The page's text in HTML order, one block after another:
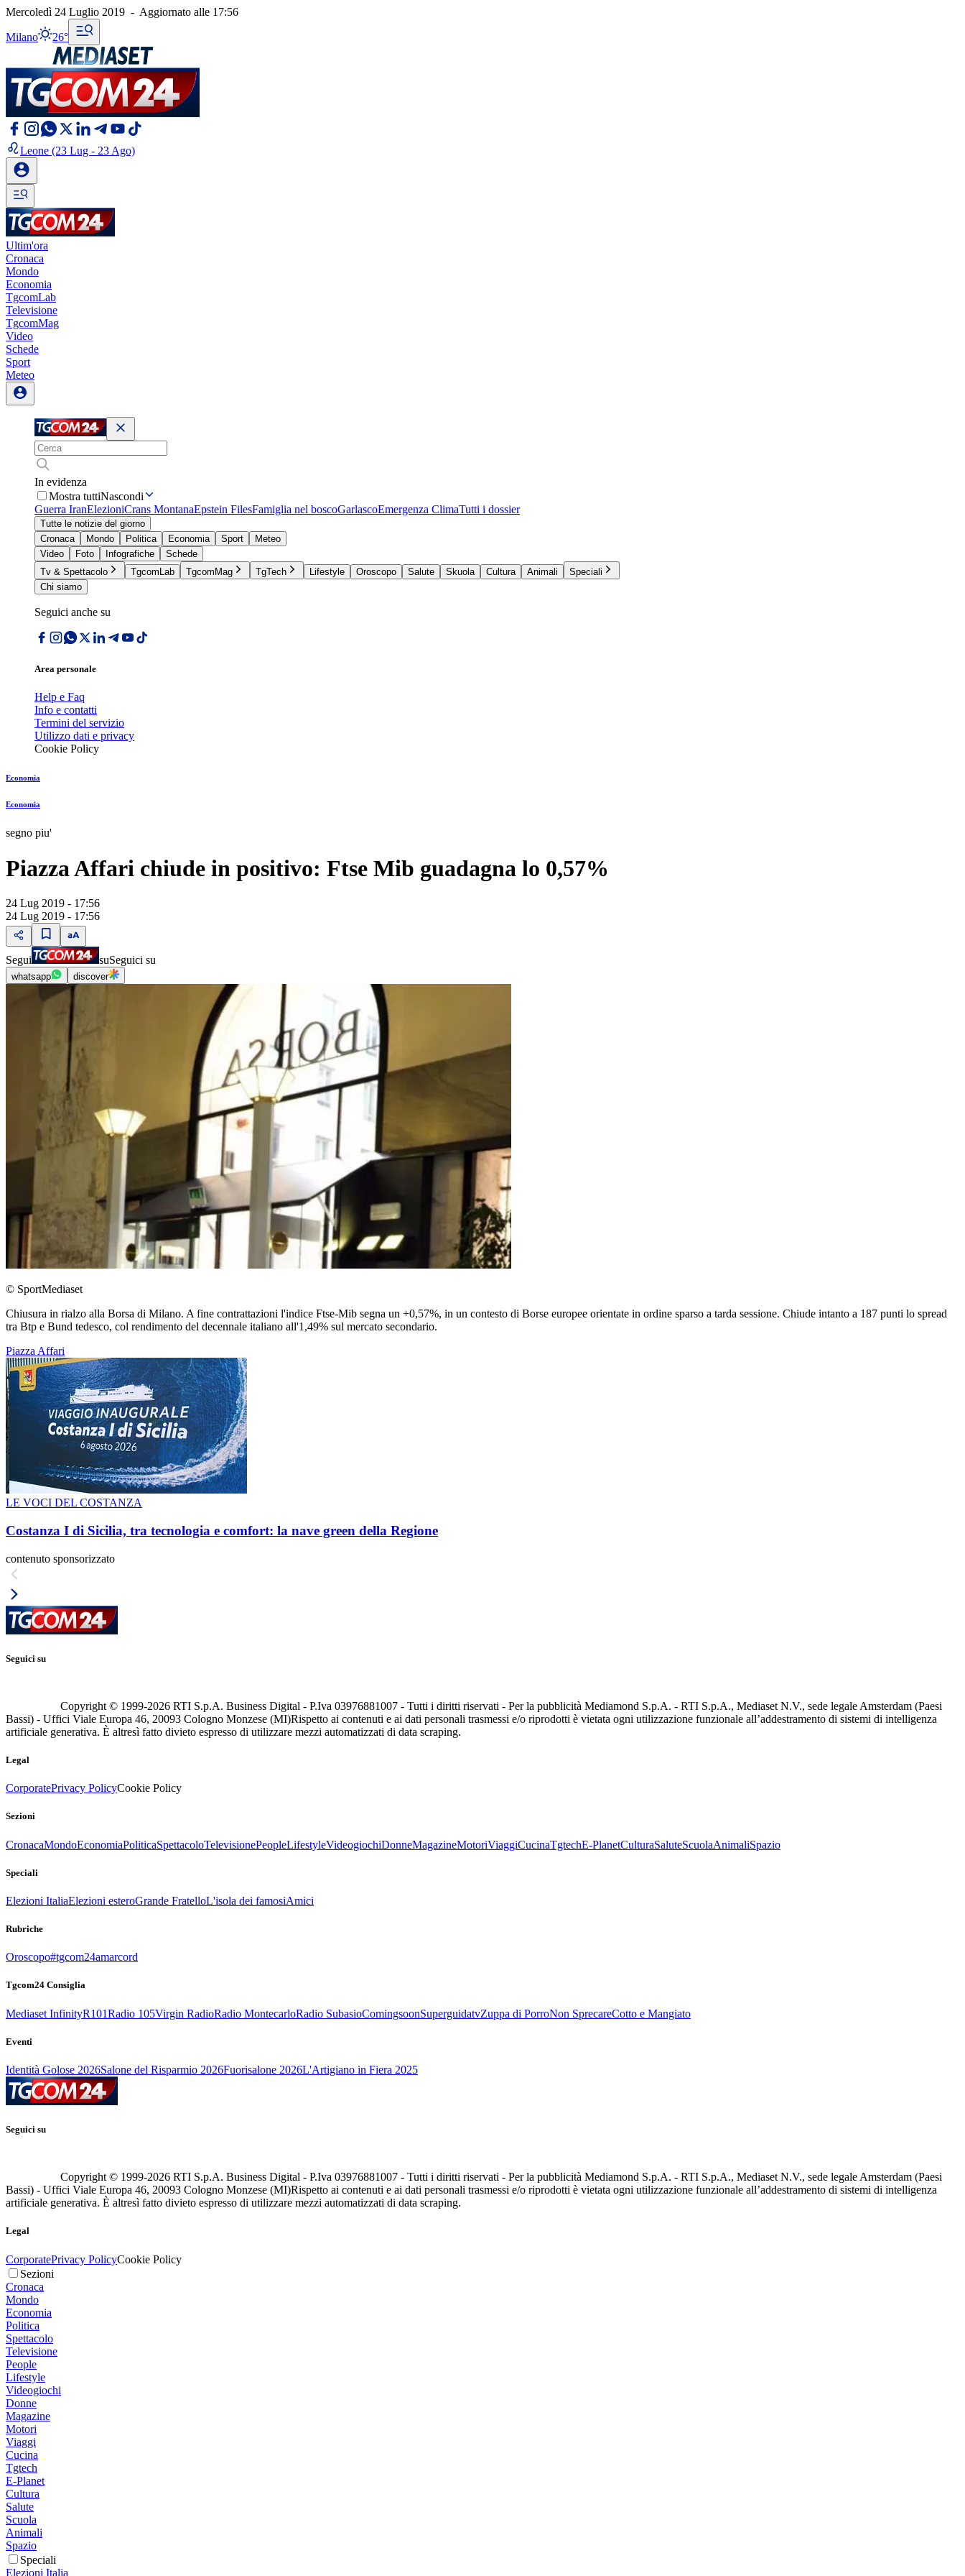
Mercoledì 24 Luglio 2019 - Aggiornato alle 17:56
Milano 26°
Leone (23 Lug - 23 Ago)
Ultim'ora
Cronaca
Mondo
Economia
TgcomLab
Televisione
TgcomMag
Video
Schede
Sport
Meteo
In evidenza
Mostra tuttiNascondi
Guerra IranElezioniCrans MontanaEpstein FilesFamiglia nel boscoGarlascoEmergenza ClimaTutti i dossier
Tutte le notizie del giorno
Cronaca
Mondo Politica Economia Sport
Meteo
Video
Foto Infografiche
Schede
Tv & Spettacolo
TgcomLab TgcomMag TgTech Lifestyle Oroscopo Salute Skuola Cultura Animali
Speciali
Chi siamo
Seguici anche su
Area personale
Help e Faq
Info e contatti
Termini del servizio
Utilizzo dati e privacy
Cookie Policy
Economia
Economia
segno piu'
Piazza Affari chiude in positivo: Ftse Mib guadagna lo 0,57%
24 Lug 2019 - 17:56
24 Lug 2019 - 17:56
Segui suSeguici su
whatsapp discover
© SportMediaset
Chiusura in rialzo alla Borsa di Milano. A fine contrattazioni l'indice Ftse-Mib segna un +0,57%, in un contesto di Borse europee orientate in ordine sparso a tarda sessione. Chiude intanto a 187 punti lo spread
tra Btp e Bund tedesco, col rendimento del decennale italiano all'1,49% sul mercato secondario.
Piazza Affari
LE VOCI DEL COSTANZA
Costanza I di Sicilia, tra tecnologia e comfort: la nave green della Regione
contenuto sponsorizzato
Seguici su
Copyright © 1999-2026 RTI S.p.A. Business Digital - P.Iva 03976881007 - Tutti i diritti riservati - Per la pubblicità Mediamond S.p.A. - RTI S.p.A., Mediaset N.V., sede legale Amsterdam (Paesi
Bassi) - Uffici Viale Europa 46, 20093 Cologno Monzese (MI)Rispetto ai contenuti e ai dati personali trasmessi e/o riprodotti è vietata ogni utilizzazione funzionale all’addestramento di sistemi di intelligenza
artificiale generativa. È altresì fatto divieto espresso di utilizzare mezzi automatizzati di data scraping.
Legal
CorporatePrivacy PolicyCookie Policy
Sezioni
CronacaMondoEconomiaPoliticaSpettacoloTelevisionePeopleLifestyleVideogiochiDonneMagazineMotoriViaggiCucinaTgtechE-PlanetCulturaSaluteScuolaAnimaliSpazio
Speciali
Elezioni ItaliaElezioni esteroGrande FratelloL'isola dei famosiAmici
Rubriche
Oroscopo#tgcom24amarcord
Tgcom24 Consiglia
Mediaset InfinityR101Radio 105Virgin RadioRadio MontecarloRadio SubasioComingsoonSuperguidatvZuppa di PorroNon SprecareCotto e Mangiato
Eventi
Identità Golose 2026Salone del Risparmio 2026Fuorisalone 2026L'Artigiano in Fiera 2025
Seguici su
Copyright © 1999-2026 RTI S.p.A. Business Digital - P.Iva 03976881007 - Tutti i diritti riservati - Per la pubblicità Mediamond S.p.A. - RTI S.p.A., Mediaset N.V., sede legale Amsterdam (Paesi
Bassi) - Uffici Viale Europa 46, 20093 Cologno Monzese (MI)Rispetto ai contenuti e ai dati personali trasmessi e/o riprodotti è vietata ogni utilizzazione funzionale all’addestramento di sistemi di intelligenza
artificiale generativa. È altresì fatto divieto espresso di utilizzare mezzi automatizzati di data scraping.
Legal
CorporatePrivacy PolicyCookie Policy
Sezioni
Cronaca
Mondo
Economia
Politica
Spettacolo
Televisione
People
Lifestyle
Videogiochi
Donne
Magazine
Motori
Viaggi
Cucina
Tgtech
E-Planet
Cultura
Salute
Scuola
Animali
Spazio
Speciali
Elezioni Italia